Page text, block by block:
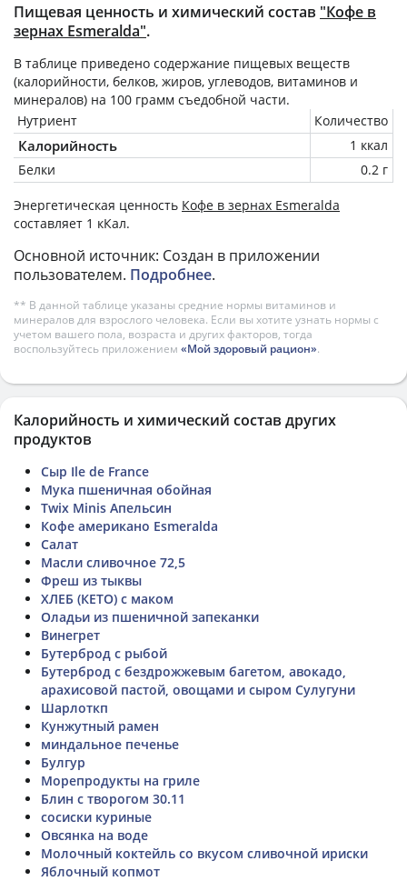
Пищевая ценность и химический состав "Кофе в
зернах Esmeralda".
В таблице приведено содержание пищевых веществ
(калорийности, белков, жиров, углеводов, витаминов и
минералов) на 100 грамм съедобной части.
Нутриент
Количество
Калорийность
1 ккал
Белки
0.2 г
Энергетическая ценность Кофе в зернах Esmeralda
составляет 1 кКал.
Основной источник: Создан в приложении
пользователем. Подробнее.
** В данной таблице указаны средние нормы витаминов и
минералов для взрослого человека. Если вы хотите узнать нормы с
учетом вашего пола, возраста и других факторов, тогда
воспользуйтесь приложением «Мой здоровый рацион».
Калорийность и химический состав других
продуктов
Сыр Ile de France
Мука пшеничная обойная
Twix Minis Апельсин
Кофе американо Esmeralda
Салат
Масли сливочное 72,5
Фреш из тыквы
ХЛЕБ (КЕТО) с маком
Оладьи из пшеничной запеканки
Винегрет
Бутерброд с рыбой
Бутерброд с бездрожжевым багетом, авокадо,
арахисовой пастой, овощами и сыром Сулугуни
Шарлоткп
Кунжутный рамен
миндальное печенье
Булгур
Морепродукты на гриле
Блин с творогом 30.11
сосиски куриные
Овсянка на воде
Молочный коктейль со вкусом сливочной ириски
Яблочный копмот